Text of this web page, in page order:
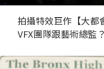
拍攝特效巨作【大
VFX團隊跟藝術總監？